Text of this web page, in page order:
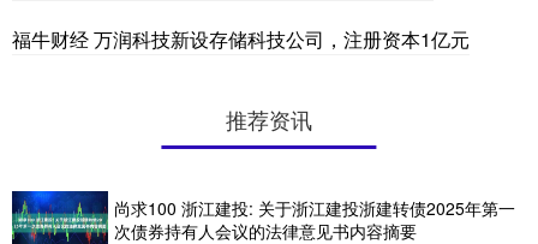
福牛财经 万润科技新设存储科技公司，注册资本1亿元
推荐资讯
尚求100 浙江建投: 关于浙江建投浙建转债2025年第一
次债券持有人会议的法律意见书内容摘要